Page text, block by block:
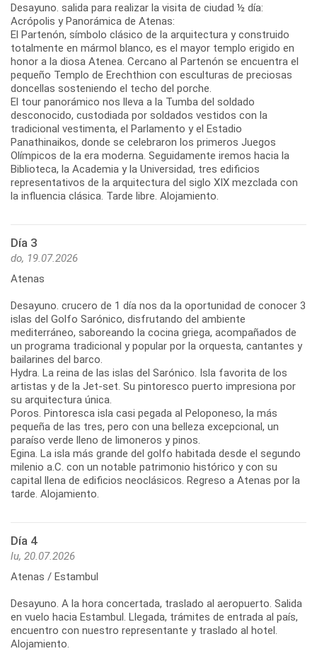
Desayuno. salida para realizar la visita de ciudad ½ día:
Acrópolis y Panorámica de Atenas:
El Partenón, símbolo clásico de la arquitectura y construido
totalmente en mármol blanco, es el mayor templo erigido en
honor a la diosa Atenea. Cercano al Partenón se encuentra el
pequeño Templo de Erechthion con esculturas de preciosas
doncellas sosteniendo el techo del porche.
El tour panorámico nos lleva a la Tumba del soldado
desconocido, custodiada por soldados vestidos con la
tradicional vestimenta, el Parlamento y el Estadio
Panathinaikos, donde se celebraron los primeros Juegos
Olímpicos de la era moderna. Seguidamente iremos hacia la
Biblioteca, la Academia y la Universidad, tres edificios
representativos de la arquitectura del siglo XIX mezclada con
la influencia clásica. Tarde libre. Alojamiento.
Día 3
do, 19.07.2026
Atenas
Desayuno. crucero de 1 día nos da la oportunidad de conocer 3
islas del Golfo Sarónico, disfrutando del ambiente
mediterráneo, saboreando la cocina griega, acompañados de
un programa tradicional y popular por la orquesta, cantantes y
bailarines del barco.
Hydra. La reina de las islas del Sarónico. Isla favorita de los
artistas y de la Jet-set. Su pintoresco puerto impresiona por
su arquitectura única.
Poros. Pintoresca isla casi pegada al Peloponeso, la más
pequeña de las tres, pero con una belleza excepcional, un
paraíso verde lleno de limoneros y pinos.
Egina. La isla más grande del golfo habitada desde el segundo
milenio a.C. con un notable patrimonio histórico y con su
capital llena de edificios neoclásicos. Regreso a Atenas por la
tarde. Alojamiento.
Día 4
lu, 20.07.2026
Atenas / Estambul
Desayuno. A la hora concertada, traslado al aeropuerto. Salida
en vuelo hacia Estambul. Llegada, trámites de entrada al país,
encuentro con nuestro representante y traslado al hotel.
Alojamiento.